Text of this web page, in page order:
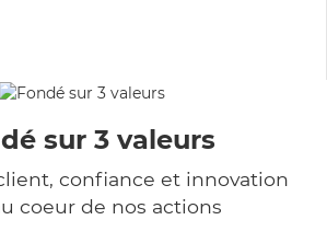
sur 3 valeurs
confiance et innovation
coeur de nos actions